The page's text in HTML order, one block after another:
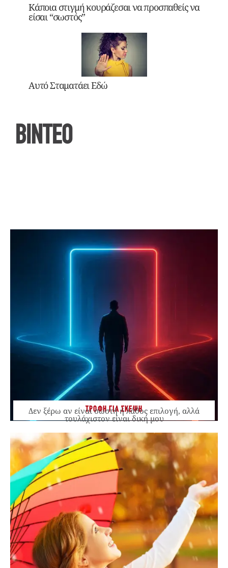
Κάποια στιγμή κουράζεσαι να προσπαθείς να
είσαι “σωστός”
Αυτό Σταματάει Εδώ
ΒΙΝΤΕΟ
ΤΡΟΦΗ ΓΙΑ ΣΚΕΨΗ
Δεν ξέρω αν είναι σωστή ή λάθος επιλογή, αλλά
τουλάχιστον είναι δική μου